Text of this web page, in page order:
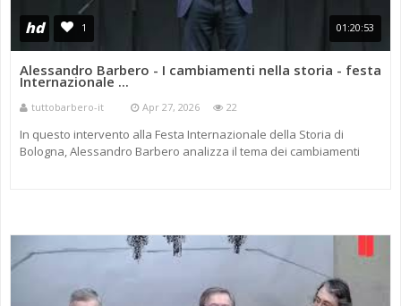
hd 1 01:20:53
Alessandro Barbero - I cambiamenti nella storia - festa
Internazionale ...
tuttobarbero-it Apr 27, 2026 22
In questo intervento alla Festa Internazionale della Storia di
Bologna, Alessandro Barbero analizza il tema dei cambiamenti